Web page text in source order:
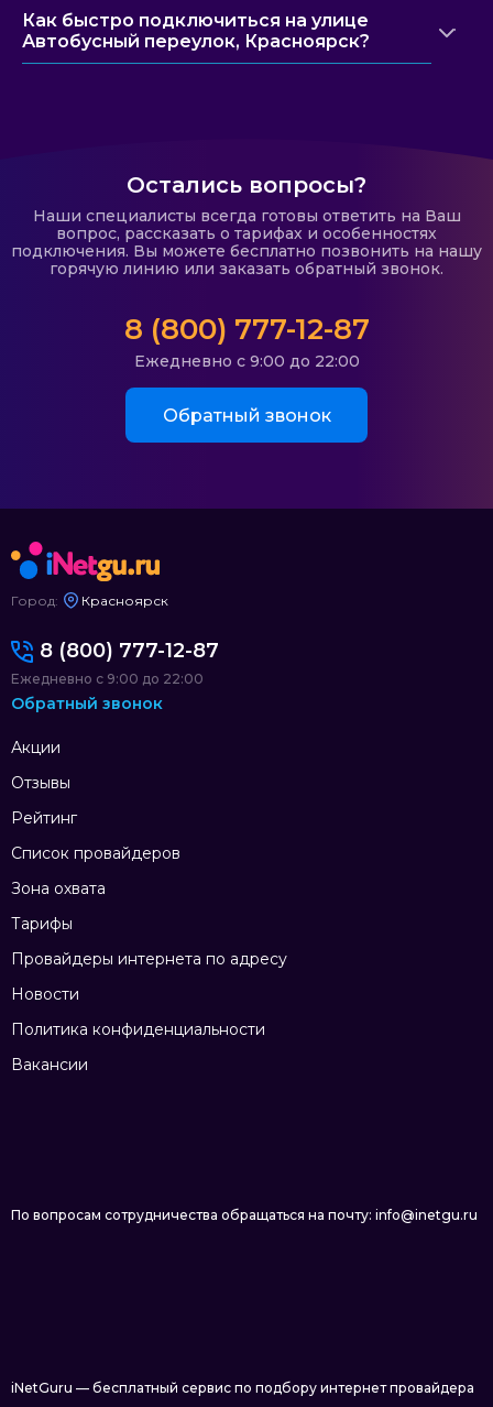
Как быстро подключиться на улице
Автобусный переулок, Красноярск?
Остались вопросы?
Наши специалисты всегда готовы ответить на Ваш
вопрос, рассказать о тарифах и особенностях
подключения. Вы можете бесплатно позвонить на нашу
горячую линию или заказать обратный звонок.
8 (800) 777-12-87
Ежедневно с 9:00 до 22:00
Обратный звонок
Город: Красноярск
Акции
Отзывы
Рейтинг
Список провайдеров
Зона охвата
Тарифы
Провайдеры интернета по адресу
Новости
Политика конфиденциальности
Вакансии
8 (800) 777-12-87
Ежедневно с 9:00 до 22:00
Обратный звонок
По вопросам сотрудничества обращаться на почту: info@inetgu.ru
iNetGuru — бесплатный сервис по подбору интернет провайдера